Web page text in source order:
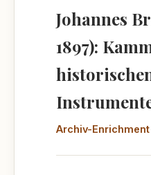
Johannes
1897):
Archiv-Enrichment